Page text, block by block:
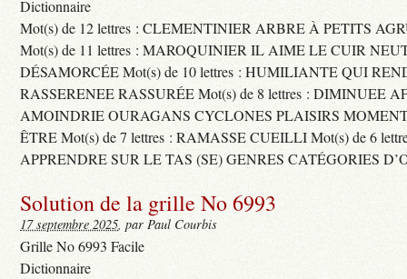
Dictionnaire
Mot(s) de 12 lettres : CLEMENTINIER ARBRE À PETITS
Mot(s) de 11 lettres : MAROQUINIER IL AIME LE CUIR
DÉSAMORCÉE Mot(s) de 10 lettres : HUMILIANTE QUI
RASSERENEE RASSURÉE Mot(s) de 8 lettres : DIMINUEE
AMOINDRIE OURAGANS CYCLONES PLAISIRS
ÊTRE Mot(s) de 7 lettres : RAMASSE CUEILLI Mot(s) de 6
APPRENDRE SUR LE TAS (SE) GENRES CATÉGORIES
Solution de la grille No 6993
17 septembre 2025, par Paul Courbis
Grille No 6993 Facile
Dictionnaire